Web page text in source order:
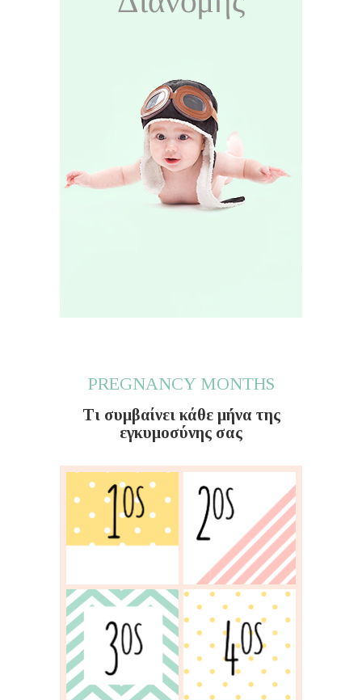
PREGNANCY MONTHS
Τι συμβαίνει κάθε μήνα της
εγκυμοσύνης σας